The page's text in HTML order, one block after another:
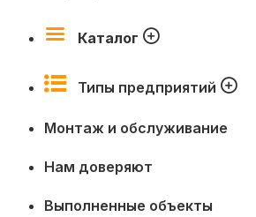
Каталог
Типы предприятий
Монтаж и обслуживание
Нам доверяют
Выполненные объекты